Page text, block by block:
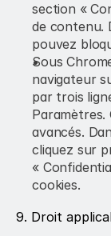
section «
de contenu.
pouvez
Sous
navigateur
par trois
Paramètres.
avancés.
cliquez sur
«
cookies.
9. Droit